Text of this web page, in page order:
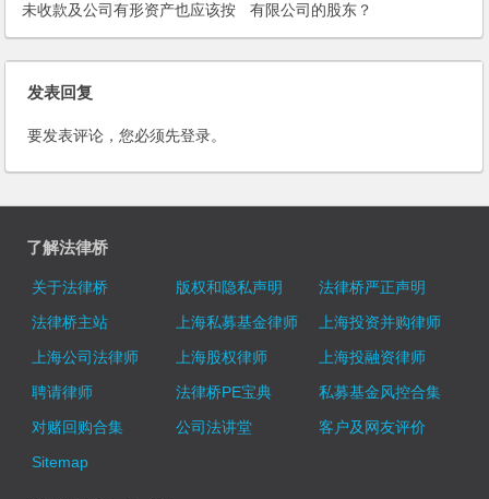
未收款及公司有形资产也应该按
比例进行转让吗？
有限公司的股东？
发表回复
要发表评论，您必须先登录。
了解法律桥
关于法律桥 版权和隐私声明
法律桥严正声明
法律桥主站
上海私募基金律师
上海投资并购律师
上海公司法律师
上海股权律师
上海投融资律师
聘请律师
法律桥PE宝典
私募基金风控合集
对赌回购合集
公司法讲堂
客户及网友评价
Sitemap